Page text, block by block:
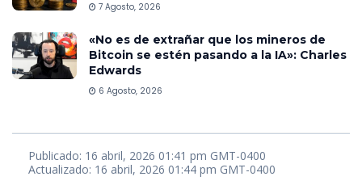
7 Agosto, 2026
«No es de extrañar que los mineros de
Bitcoin se estén pasando a la IA»: Charles
Edwards
6 Agosto, 2026
Publicado: 16 abril, 2026 01:41 pm GMT-0400
Actualizado: 16 abril, 2026 01:44 pm GMT-0400